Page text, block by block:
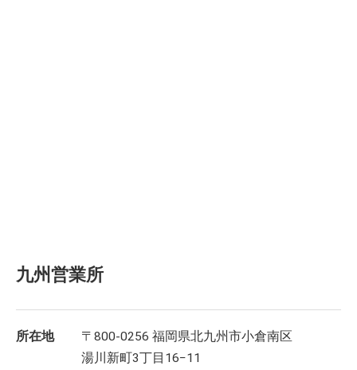
九州営業所
所在地
〒800-0256 福岡県北九州市小倉南区
湯川新町3丁目16−11